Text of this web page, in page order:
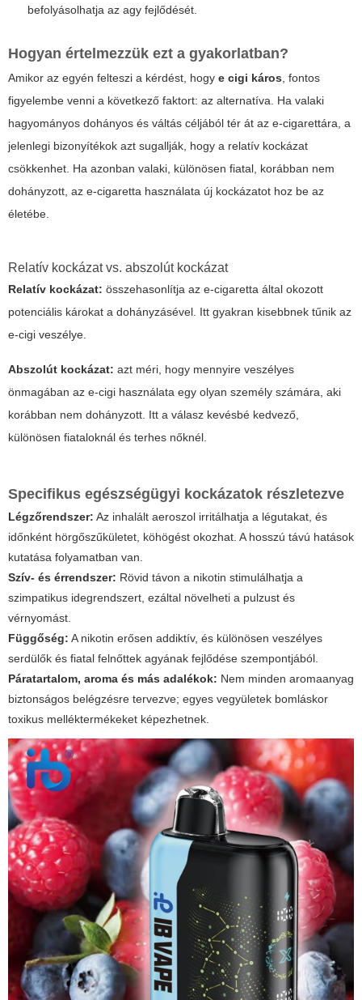
befolyásolhatja az agy fejlődését.
Hogyan értelmezzük ezt a gyakorlatban?
Amikor az egyén felteszi a kérdést, hogy e cigi káros, fontos
figyelembe venni a következő faktort: az alternatíva. Ha valaki
hagyományos dohányos és váltás céljából tér át az e-cigarettára, a
jelenlegi bizonyítékok azt sugallják, hogy a relatív kockázat
csökkenhet. Ha azonban valaki, különösen fiatal, korábban nem
dohányzott, az e-cigaretta használata új kockázatot hoz be az
életébe.
Relatív kockázat vs. abszolút kockázat
Relatív kockázat: összehasonlítja az e-cigaretta által okozott
potenciális károkat a dohányzásével. Itt gyakran kisebbnek tűnik az
e-cigi veszélye.
Abszolút kockázat: azt méri, hogy mennyire veszélyes
önmagában az e-cigi használata egy olyan személy számára, aki
korábban nem dohányzott. Itt a válasz kevésbé kedvező,
különösen fiataloknál és terhes nőknél.
Specifikus egészségügyi kockázatok részletezve
Légzőrendszer: Az inhalált aeroszol irritálhatja a légutakat, és
időnként hörgőszűkületet, köhögést okozhat. A hosszú távú hatások
kutatása folyamatban van.
Szív- és érrendszer: Rövid távon a nikotin stimulálhatja a
szimpatikus idegrendszert, ezáltal növelheti a pulzust és
vérnyomást.
Függőség: A nikotin erősen addiktív, és különösen veszélyes
serdülők és fiatal felnőttek agyának fejlődése szempontjából.
Páratartalom, aroma és más adalékok: Nem minden aromaanyag
biztonságos belégzésre tervezve; egyes vegyületek bomláskor
toxikus melléktermékeket képezhetnek.